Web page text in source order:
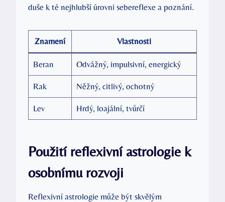
duše​ k té nejhlubší úrovni sebereflexe a poznání.
Znamení Vlastnosti
Beran Odvážný, impulsivní,‌ energický
Rak Něžný, citlivý, ochotný
Lev Hrdý, loajální, tvůrčí
Použití reflexivní⁤ astrologie k
osobnímu rozvoji
Reflexivní astrologie ​může ‍být skvělým ​